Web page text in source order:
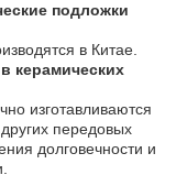
подложки
в Китае.
керамических
изготавливаются
передовых
долговечности и